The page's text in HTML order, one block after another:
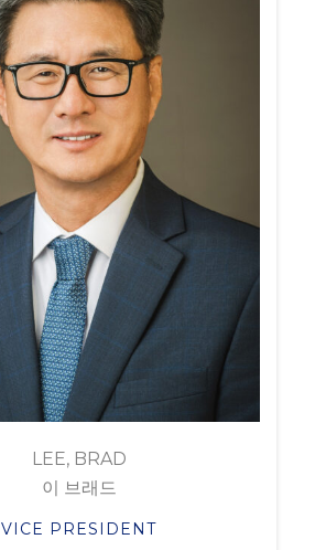
LEE, BRAD
이 브래드
VICE PRESIDENT